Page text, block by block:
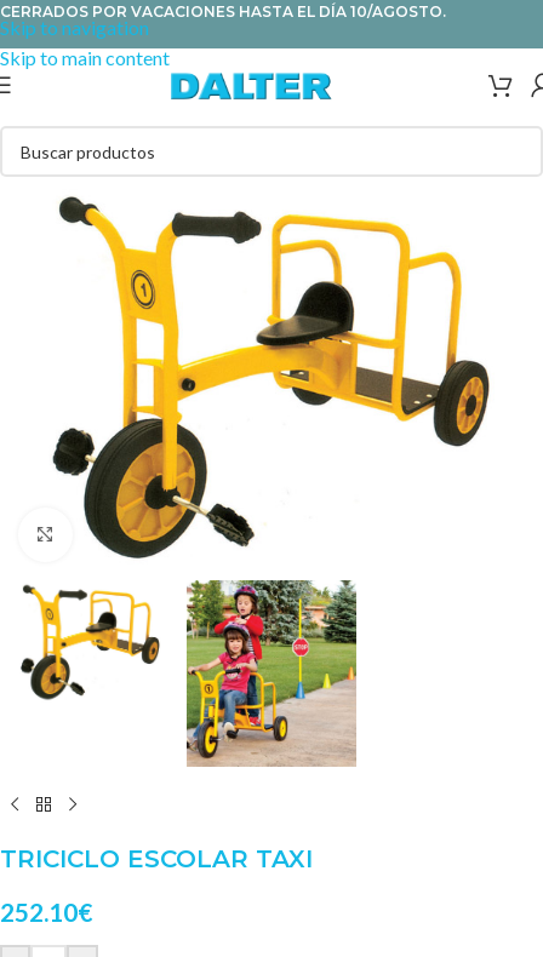
Skip to navigation
Skip to main content
CERRADOS POR VACACIONES HASTA EL DÍA 10/AGOSTO.
Clic para ampliar
TRICICLO ESCOLAR TAXI
252.10€